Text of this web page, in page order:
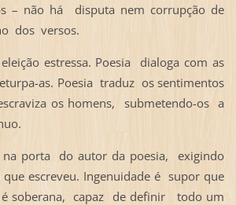
– não há disputa nem corrupção de
dos versos.
estressa. Poesia dialoga com as
as. Poesia traduz os sentimentos
os homens, submetendo-os a
na porta do autor da poesia, exigindo
escreveu. Ingenuidade é supor que
é soberana, capaz de definir todo um